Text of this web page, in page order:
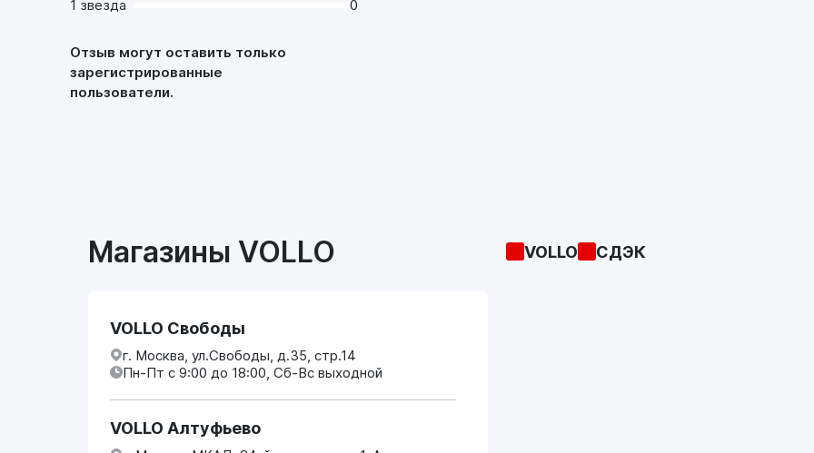
1 звезда
0
Отзыв могут оставить только
зарегистрированные
пользователи.
Магазины VOLLO VOLLO СДЭК
VOLLO Свободы
г. Москва, ул.Свободы, д.35, стр.14
Пн-Пт с 9:00 до 18:00, Сб-Вс выходной
VOLLO Алтуфьево